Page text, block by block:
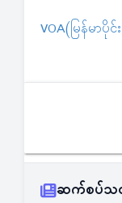
VOA(မြန်မာပိုင်
ဆက်စပ်သတ